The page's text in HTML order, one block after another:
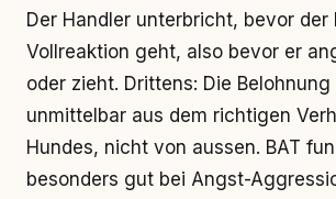
Der Handler unterbricht, bevor der
Vollreaktion geht, also bevor er
oder zieht. Drittens: Die
unmittelbar aus dem richtigen
Hundes, nicht von aussen. BAT
besonders gut bei Angst-